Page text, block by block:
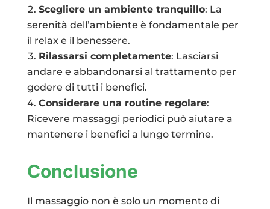
Scegliere un ambiente tranquillo: La
serenità dell’ambiente è fondamentale per
il relax e il benessere.
Rilassarsi completamente: Lasciarsi
andare e abbandonarsi al trattamento per
godere di tutti i benefici.
Considerare una routine regolare:
Ricevere massaggi periodici può aiutare a
mantenere i benefici a lungo termine.
Conclusione
Il massaggio non è solo un momento di